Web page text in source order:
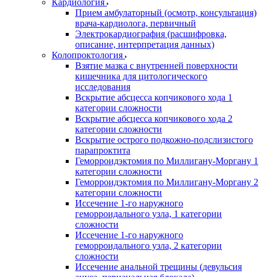
Кардиология
Прием амбулаторный (осмотр, консультация)
врача-кардиолога, первичный
Электрокардиография (расшифровка,
описание, интерпретация данных)
Колопроктология
Взятие мазка с внутренней поверхности
кишечника для цитологического
исследования
Вскрытие абсцесса копчикового хода 1
категории сложности
Вскрытие абсцесса копчикового хода 2
категории сложности
Вскрытие острого подкожно-подслизистого
парапроктита
Геморроидэктомия по Миллигану-Моргану 1
категории сложности
Геморроидэктомия по Миллигану-Моргану 2
категории сложности
Иссечение 1-го наружного
геморроидального узла, 1 категории
сложности
Иссечение 1-го наружного
геморроидального узла, 2 категории
сложности
Иссечение анальной трещины (девульсия